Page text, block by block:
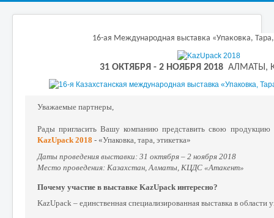
16-ая Международная выставка «Упаковка,
31 ОКТЯБРЯ - 2 НОЯБРЯ 2018 АЛМАТЫ,
Уважаемые партнеры,
Рады пригласить Вашу компанию представить свою продукцию
KazUpack 2018 - «Упаковка, тара, этикетка»
Даты проведения выставки: 31 октября – 2 ноября 2018
Место проведения: Казахстан, Алматы, КЦДС «Атакент»
Почему участие в выставке KazUpack интересно?
KazUpack – единственная специализированная выставка в области